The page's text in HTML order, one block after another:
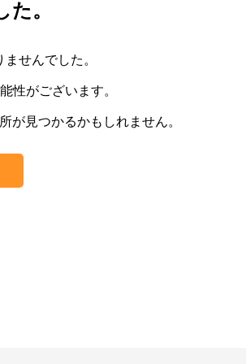
。
せんでした。
性がございます。
が見つかるかもしれません。